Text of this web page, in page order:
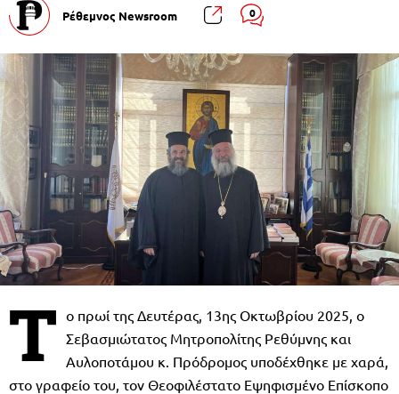
Ρέθεμνος Newsroom 0
Τ ο πρωί της Δευτέρας, 13ης Οκτωβρίου 2025, ο
Σεβασμιώτατος Μητροπολίτης Ρεθύμνης και
Αυλοποτάμου κ. Πρόδρομος υποδέχθηκε με χαρά,
στο γραφείο του, τον Θεοφιλέστατο Εψηφισμένο Επίσκοπο